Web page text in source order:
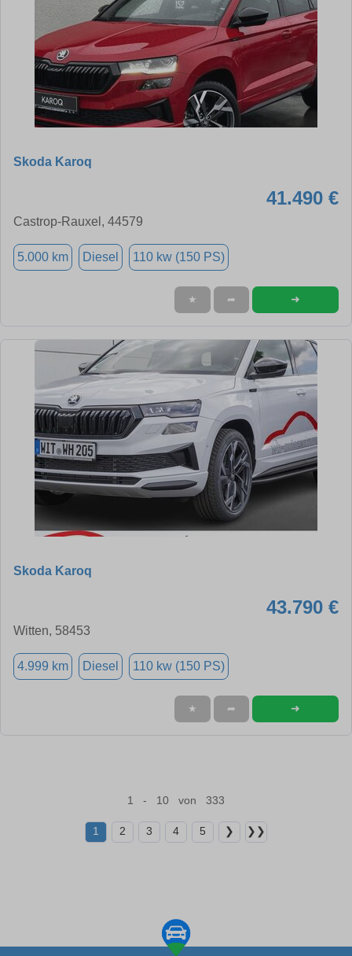
Skoda Karoq
41.490 €
Castrop-Rauxel, 44579
5.000 km Diesel 110 kw (150 PS)
★ ➦ ➜
Skoda Karoq
43.790 €
Witten, 58453
4.999 km Diesel 110 kw (150 PS)
★ ➦ ➜
1 - 10 von 333
1 2 3 4 5 ❯ ❯❯